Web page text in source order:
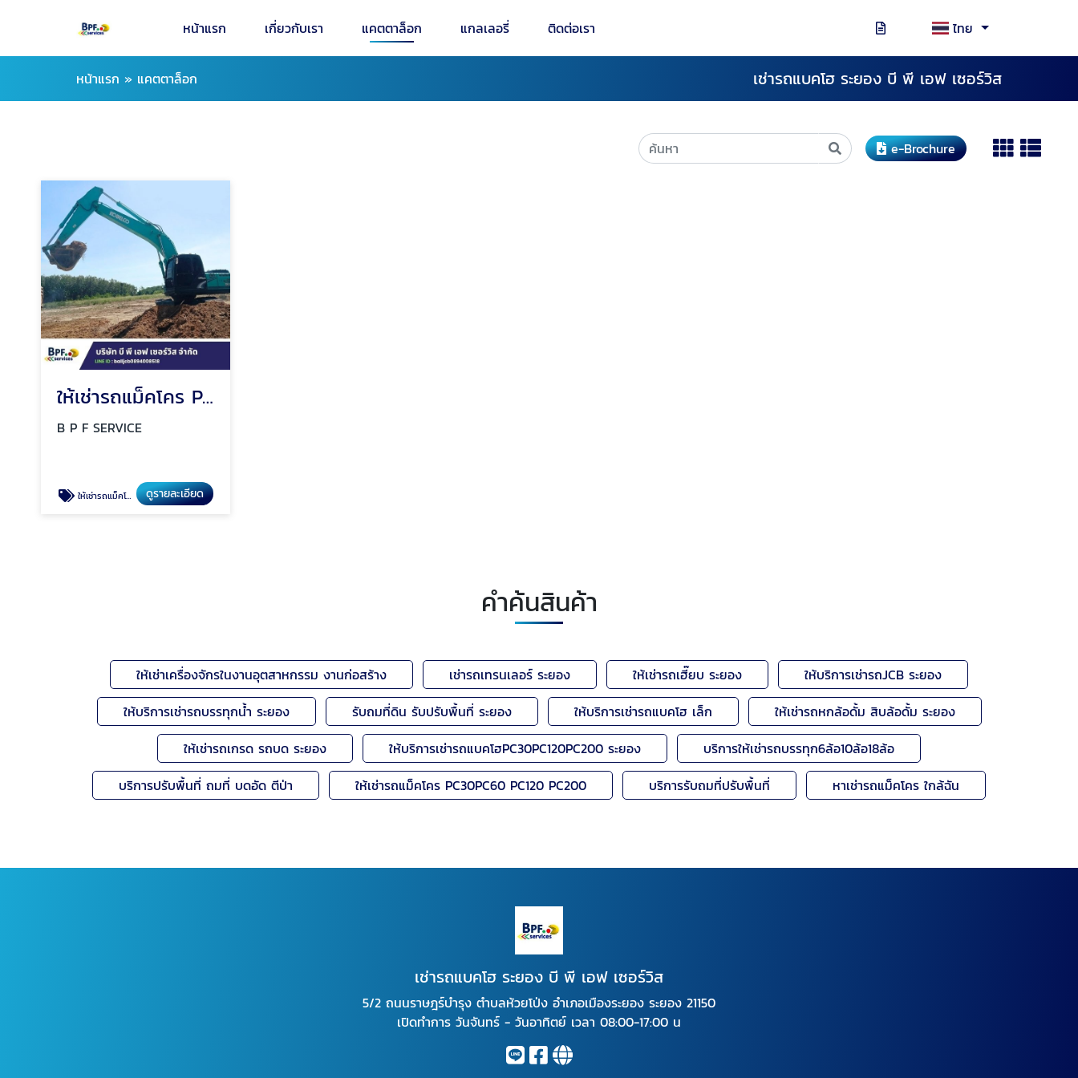
หน้าแรก เกี่ยวกับเรา แคตตาล็อก แกลเลอรี่ ติดต่อเรา ไทย
หน้าแรก » แคตตาล็อก เช่ารถแบคโฮ ระยอง บี พี เอฟ เซอร์วิส
e-Brochure
ให้เช่ารถแม็คโคร PC30,PC60, PC120, PC200
B P F SERVICE
ให้เช่ารถแม็คโคร PC30PC60 PC120 PC200 ดูรายละเอียด
คำค้นสินค้า
ให้เช่าเครื่องจักรในงานอุตสาหกรรม งานก่อสร้าง เช่ารถเทรนเลอร์ ระยอง ให้เช่ารถเฮี๊ยบ ระยอง
ให้บริการเช่ารถJCB ระยอง
ให้บริการเช่ารถบรรทุกน้ำ ระยอง
รับถมที่ดิน รับปรับพื้นที่ ระยอง ให้บริการเช่ารถแบคโฮ เล็ก
ให้เช่ารถหกล้อดั้ม สิบล้อดั้ม ระยอง
ให้เช่ารถเกรด รถบด ระยอง
ให้บริการเช่ารถแบคโฮPC30PC120PC200 ระยอง
บริการให้เช่ารถบรรทุก6ล้อ10ล้อ18ล้อ
บริการปรับพื้นที่ ถมที่ บดอัด ตีป่า
ให้เช่ารถแม็คโคร PC30PC60 PC120 PC200 บริการรับถมที่ปรับพื้นที่ หาเช่ารถแม็คโคร ใกล้ฉัน
เช่ารถแบคโฮ ระยอง บี พี เอฟ เซอร์วิส
5/2 ถนนราษฎร์บำรุง ตำบลห้วยโป่ง อำเภอเมืองระยอง ระยอง 21150
เปิดทำการ วันจันทร์ - วันอาทิตย์ เวลา 08:00-17:00 น